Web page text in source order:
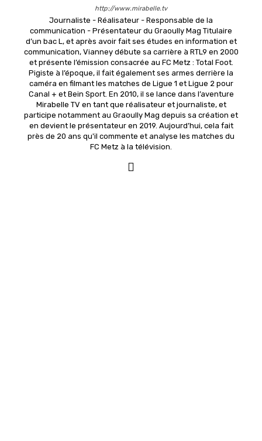
http://www.mirabelle.tv
Journaliste - Réalisateur - Responsable de la
communication - Présentateur du Graoully Mag Titulaire
d’un bac L, et après avoir fait ses études en information et
communication, Vianney débute sa carrière à RTL9 en 2000
et présente l’émission consacrée au FC Metz : Total Foot.
Pigiste à l’époque, il fait également ses armes derrière la
caméra en filmant les matches de Ligue 1 et Ligue 2 pour
Canal + et Bein Sport. En 2010, il se lance dans l’aventure
Mirabelle TV en tant que réalisateur et journaliste, et
participe notamment au Graoully Mag depuis sa création et
en devient le présentateur en 2019. Aujourd’hui, cela fait
près de 20 ans qu'il commente et analyse les matches du
FC Metz à la télévision.